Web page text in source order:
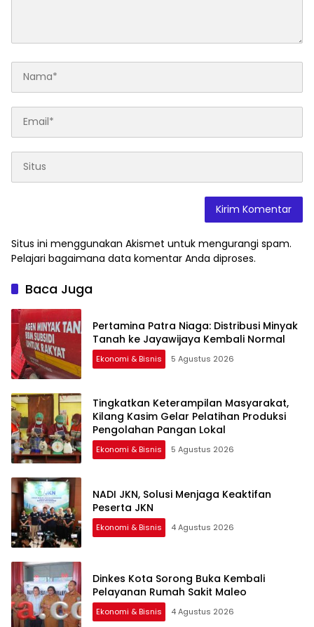
Situs ini menggunakan Akismet untuk mengurangi spam.
Pelajari bagaimana data komentar Anda diproses.
Baca Juga
Pertamina Patra Niaga: Distribusi Minyak
Tanah ke Jayawijaya Kembali Normal
Ekonomi & Bisnis 5 Agustus 2026
Tingkatkan Keterampilan Masyarakat,
Kilang Kasim Gelar Pelatihan Produksi
Pengolahan Pangan Lokal
Ekonomi & Bisnis 5 Agustus 2026
NADI JKN, Solusi Menjaga Keaktifan
Peserta JKN
Ekonomi & Bisnis 4 Agustus 2026
Dinkes Kota Sorong Buka Kembali
Pelayanan Rumah Sakit Maleo
Ekonomi & Bisnis 4 Agustus 2026